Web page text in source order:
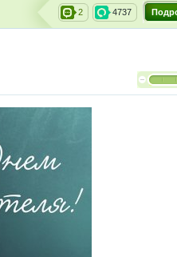
4737
2